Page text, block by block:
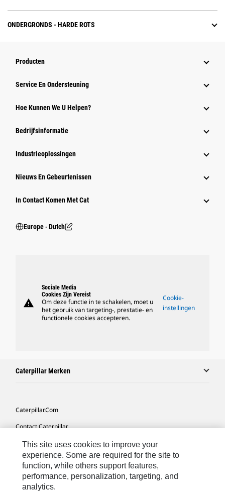
ONDERGRONDS - HARDE ROTS
Producten
Service En Ondersteuning
Hoe Kunnen We U Helpen?
Bedrijfsinformatie
Industrieoplossingen
Nieuws En Gebeurtenissen
In Contact Komen Met Cat
Europe ‧ Dutch
warning
Sociale Media
Cookies Zijn Vereist
Om deze functie in te schakelen, moet u
het gebruik van targeting-, prestatie- en
functionele cookies accepteren.
Cookie-
instellingen
Caterpillar Merken
Caterpillar.com
Contact Caterpillar
Mijn Marketingvoorkeuren
Site Map
Cookie Settings
This site uses cookies to improve your
experience. Some are required for the site to
function, while others support features,
performance, personalization, targeting, and
analytics.